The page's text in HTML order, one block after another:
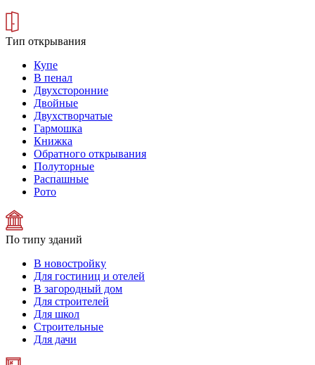
Тип открывания
Купе
В пенал
Двухсторонние
Двойные
Двухстворчатые
Гармошка
Книжка
Обратного открывания
Полуторные
Распашные
Рото
По типу зданий
В новостройку
Для гостиниц и отелей
В загородный дом
Для строителей
Для школ
Строительные
Для дачи